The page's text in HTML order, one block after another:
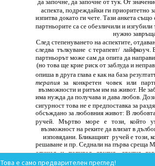
да започне, да започне от тук. От
аспекта, подреждайки ги приоритетно
изпитва докато ги чете. Тази анкета
партньорите са се обезличили и изгубили
нужно
След степенуването на аспектите,
следва тълкуване с терапевт/ лайфкоуч.
партньорът може сам да опита да
(но това ще крие риск от заблуда и
опиша в друга глава е как на база
терапия за конкретен човек или
възможности и ритъм им на живот. Не
има нужда да получава и дава любов.
сигурност това не е предпоставка за
обсъждано за любовния живот: В
ручей. Мъртво море е този, който
възможност на реките да влизат в
изповядани. Бликащият ручей е този,
решаване и пр. Седнали на първа среща
слушал и попивал другия, другия
срещата всеки един от тях си казал,
Това е само предварителен преглед!